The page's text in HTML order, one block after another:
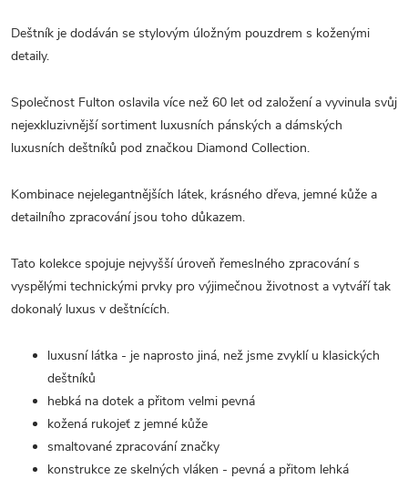
Deštník je dodáván se stylovým úložným pouzdrem s koženými
detaily.
Společnost Fulton oslavila více než 60 let od založení a vyvinula svůj
nejexkluzivnější sortiment luxusních pánských a dámských
luxusních deštníků pod značkou Diamond Collection.
Kombinace nejelegantnějších látek, krásného dřeva, jemné kůže a
detailního zpracování jsou toho důkazem.
Tato kolekce spojuje nejvyšší úroveň řemeslného zpracování s
vyspělými technickými prvky pro výjimečnou životnost a vytváří tak
dokonalý luxus v deštnících.
luxusní látka - je naprosto jiná, než jsme zvyklí u klasických
deštníků
hebká na dotek a přitom velmi pevná
kožená rukojeť z jemné kůže
smaltované zpracování značky
konstrukce ze skelných vláken - pevná a přitom lehká